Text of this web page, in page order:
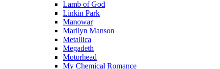
Lamb of God
Linkin Park
Manowar
Marilyn Manson
Metallica
Megadeth
Motorhead
My Chemical Romance